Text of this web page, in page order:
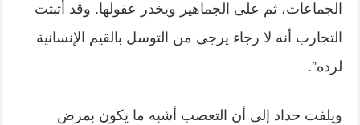
الجماعات، ثم على الجماهير ويخدر عقولها. وقد أثبتت
التجارب أنه لا رجاء يرجى من التوسل بالقيم الإنسانية
لرده”.
ويلفت حداد إلى أن التعصب أشبه ما يكون بمرض